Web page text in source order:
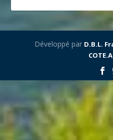
Développé par D.B.L.